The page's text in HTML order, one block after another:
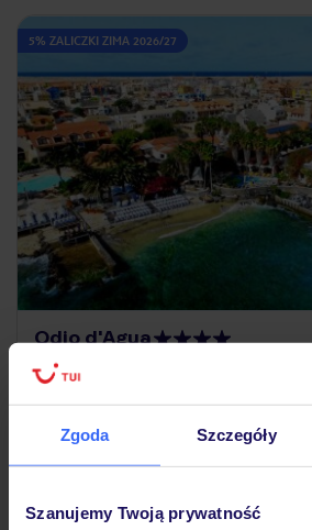
Zgoda Szczegóły
Szanujemy Twoją prywatność
5% ZALICZKI ZIMA 2026/27
Odjo d'Agua
4 827 OSOBA
29.03.2027 - 06.04.2027 (7 noclegów)
Katowice (13:45)